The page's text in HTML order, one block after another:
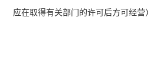
应在取得有关部门的许可后方可经营）